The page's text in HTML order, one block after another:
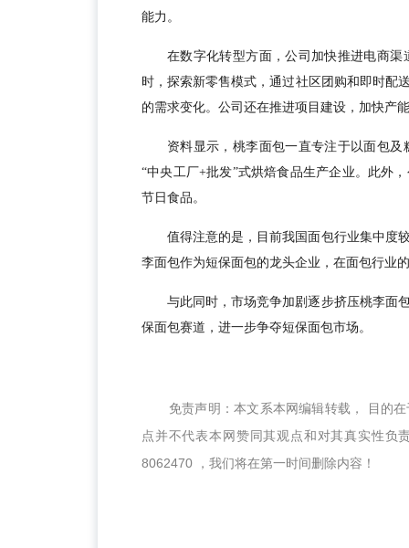
能力。
在数字化转型方面，公司加快推进电商
时，探索新零售模式，通过社区团购和即时配
的需求变化。公司还在推进项目建设，加快产
资料显示，桃李面包一直专注于以面包
“中央工厂+批发”式烘焙食品生产企业。此外
节日食品。
值得注意的是，目前我国面包行业集中度
李面包作为短保面包的龙头企业，在面包行业
与此同时，市场竞争加剧逐步挤压桃李面
保面包赛道，进一步争夺短保面包市场。
免责声明：本文系本网编辑转载， 目的
点并不代表本网赞同其观点和对其真实性负
8062470 ，我们将在第一时间删除内容！